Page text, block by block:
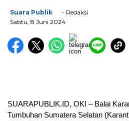
Suara Publik
- Redaksi
Sabtu, 8 Juni 2024
SUARAPUBLIK.ID, OKI – Balai
Tumbuhan Sumatera Selatan